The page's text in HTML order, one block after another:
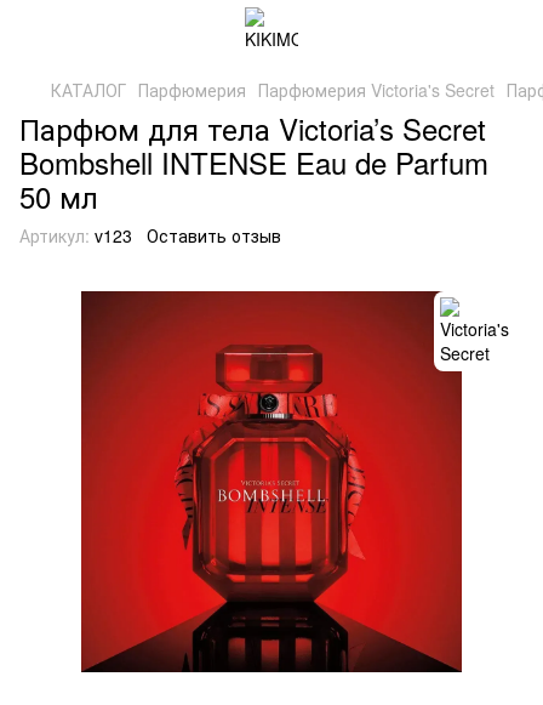
КАТАЛОГ Парфюмерия Парфюмерия Victoria's Secret
Парфюм для тела Victoria’s Secret
Bombshell INTENSE Eau de Parfum
50 мл
Артикул: v123 Оставить отзыв